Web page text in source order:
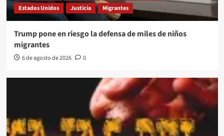
Estados Unidos
Justicia Migrantes
Trump pone en riesgo la defensa de miles de niños
migrantes
6 de agosto de 2026 0